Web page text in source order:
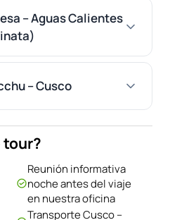
– Aguas Calientes
– Cusco
tour?
Reunión informativa
noche antes del viaje
en nuestra oficina
Transporte Cusco –